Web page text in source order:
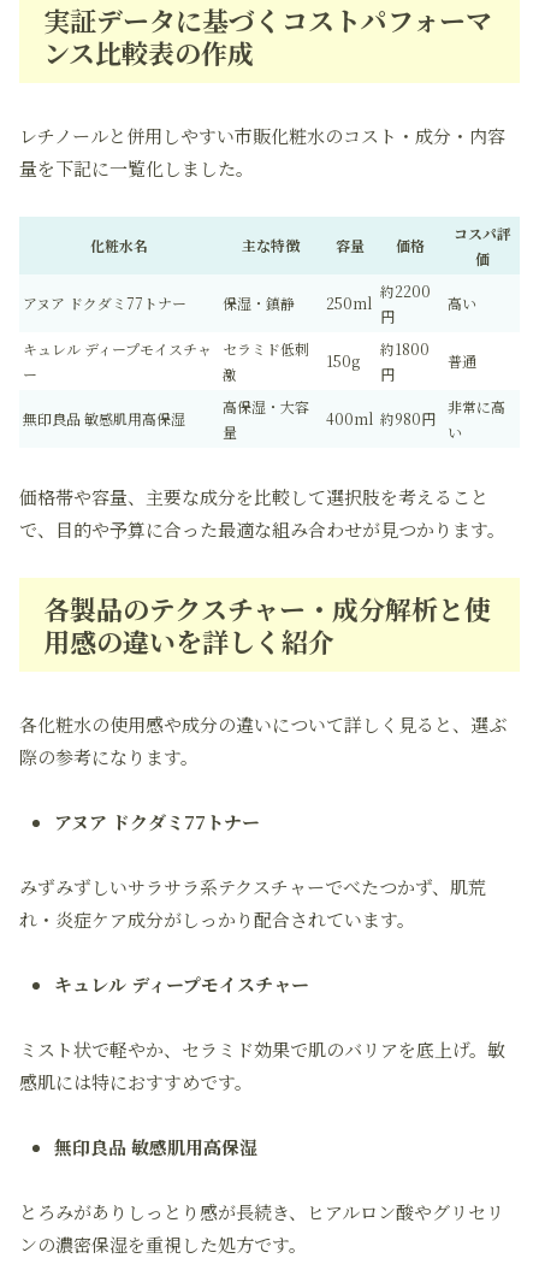
実証データに基づくコストパフォーマ
ンス比較表の作成
レチノールと併用しやすい市販化粧水のコスト・成分・内容
量を下記に一覧化しました。
化粧水名 主な特徴 容量 価格
コスパ評
価
アヌア ドクダミ77トナー 保湿・鎮静 250ml
約2200
円
高い
キュレル ディープモイスチャ
ー
セラミド低刺
激
150g
約1800
円
普通
無印良品 敏感肌用高保湿
高保湿・大容
量
400ml 約980円
非常に高
い
価格帯や容量、主要な成分を比較して選択肢を考えること
で、目的や予算に合った最適な組み合わせが見つかります。
各製品のテクスチャー・成分解析と使
用感の違いを詳しく紹介
各化粧水の使用感や成分の違いについて詳しく見ると、選ぶ
際の参考になります。
アヌア ドクダミ77トナー
みずみずしいサラサラ系テクスチャーでべたつかず、肌荒
れ・炎症ケア成分がしっかり配合されています。
キュレル ディープモイスチャー
ミスト状で軽やか、セラミド効果で肌のバリアを底上げ。敏
感肌には特におすすめです。
無印良品 敏感肌用高保湿
とろみがありしっとり感が長続き、ヒアルロン酸やグリセリ
ンの濃密保湿を重視した処方です。